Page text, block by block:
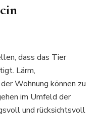
dass das Tier
Lärm,
Wohnung können zu
im Umfeld der
und rücksichtsvoll